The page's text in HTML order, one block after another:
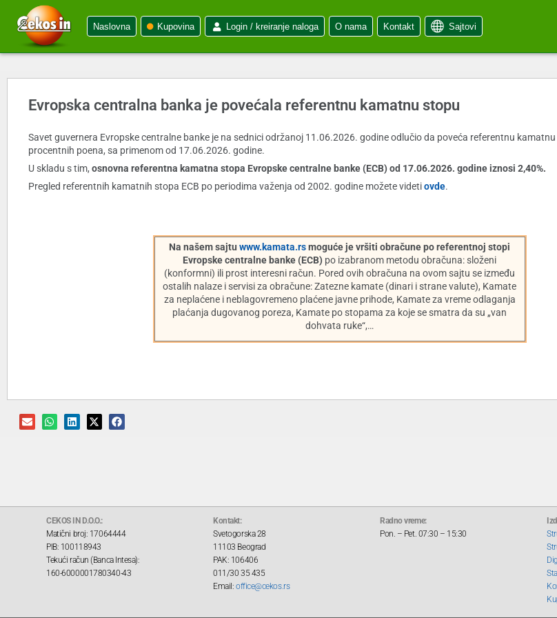
Naslovna Kupovina Login / kreiranje naloga O nama Kontakt Sajtovi
Evropska centralna banka je povećala referentnu kamatnu stopu
Savet guvernera Evropske centralne banke je na sednici održanoj 11.06.2026. godine odlučio da poveća referentnu
procentnih poena, sa primenom od 17.06.2026. godine.
U skladu s tim, osnovna referentna kamatna stopa Evropske centralne banke (ECB) od 17.06.2026. godine iznosi 2,40%.
Pregled referentnih kamatnih stopa ECB po periodima važenja od 2002. godine možete videtiovde.
Na našem sajtuwww.kamata.rsmoguće je vršiti obračune po referentnoj stopi
Evropske centralne banke (ECB) po izabranom metodu obračuna: složeni
(konformni) ili prost interesni račun. Pored ovih obračuna na ovom sajtu se između
ostalih nalaze i servisi za obračune: Zatezne kamate (dinari i strane valute), Kamate
za neplaćene i neblagovremeno plaćene javne prihode, Kamate za vreme odlaganja
plaćanja dugovanog poreza, Kamate po stopama za koje se smatra da su „van
dohvata ruke“,…
CEKOS IN D.O.O.:
Matični broj: 17064444
PIB: 100118943
Tekući račun (Banca Intesa):
160-6000001780340-43
Kontakt:
Svetogorska 28
11103 Beograd
PAK: 106406
011/30 35 435
Email: office@cekos.rs
Radno vreme:
Pon. – Pet. 07:30 – 15:30